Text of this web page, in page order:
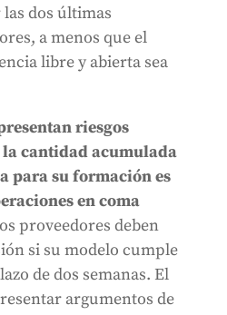
dos últimas
a menos que el
libre y abierta sea
riesgos
cantidad acumulada
para su formación es
en coma
proveedores deben
si su modelo cumple
de dos semanas. El
argumentos de